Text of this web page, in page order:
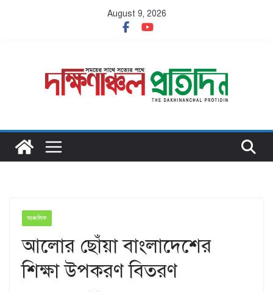
August 9, 2026
আঞ্চলিক
আলোর ছোঁয়া বাংলাদেশের
শিক্ষা উপকরণ বিতরণ